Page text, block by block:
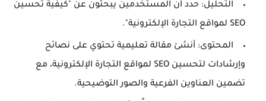
التحليل: حدد أن المستخدمين يبحثون عن "كيفية تحسين
SEO لمواقع التجارة الإلكترونية".
المحتوى: أنشئ مقالة تعليمية تحتوي على نصائح
وإرشادات لتحسين SEO لمواقع التجارة الإلكترونية، مع
تضمين العناوين الفرعية والصور التوضيحية.